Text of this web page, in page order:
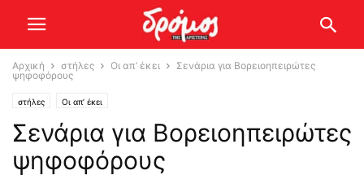
Αρχική στήλες Οι απ’ έκει
Σενάρια για Βορειοηπειρώτες
ψηφοφόρους
στήλες Οι απ’ έκει
Σενάρια για Βορειοηπειρώτες
ψηφοφόρους